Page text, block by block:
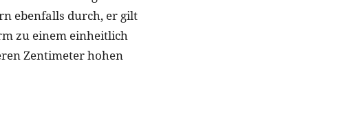
ebenfalls durch, er gilt
zu einem einheitlich
Zentimeter hohen